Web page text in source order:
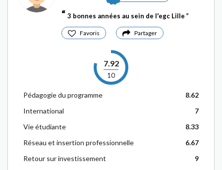
3 bonnes années au sein de l'egc Lille
Favoris Partager
7.92
10
Pédagogie du programme
8.62
International
7
Vie étudiante
8.33
Réseau et insertion professionnelle
6.67
Retour sur investissement
9